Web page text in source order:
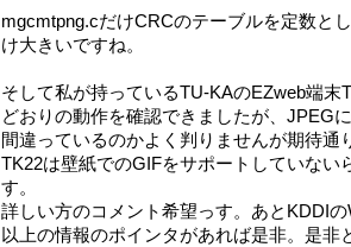
mgcmtpng.cだけCRCのテーブルを定数と
け大きいですね。
そして私が持っているTU-KAのEZweb端末
どおりの動作を確認できましたが、JPEG
間違っているのかよく判りませんが期待通
TK22は壁紙でのGIFをサポートしていない
す。
詳しい方のコメント希望っす。あとKDDI
以上の情報のポインタがあれば是非。是非